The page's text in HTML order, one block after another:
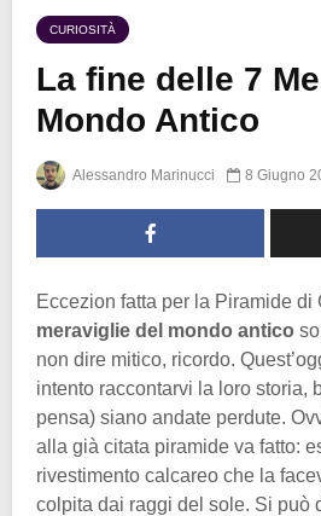
CURIOSITÀ
La fine delle 7
Mondo Antico
Alessandro Marinucci 8 Giugno
Eccezion fatta per la Piramide di
meraviglie del mondo antico
non dire mitico, ricordo.
intento raccontarvi la loro storia,
pensa) siano andate perdute.
alla già citata piramide va fatto:
rivestimento calcareo che la
colpita dai raggi del sole. Si può